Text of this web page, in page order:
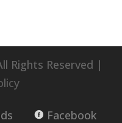
Rights Reserved |
Facebook